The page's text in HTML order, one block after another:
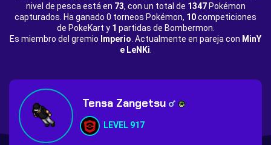
nivel de pesca está en 73, con un total de 1347Pokémon
capturados. Ha ganado 0 torneos Pokémon, 10competiciones
de PokeKart y 1 partidas de Bombermon.
Es miembro del gremio Imperio . Actualmente en pareja con MinY
e LeNKi
Tensa Zangetsu
LEVEL 917